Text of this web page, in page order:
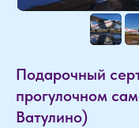
Подарочный
прогулочном
Ватулино)